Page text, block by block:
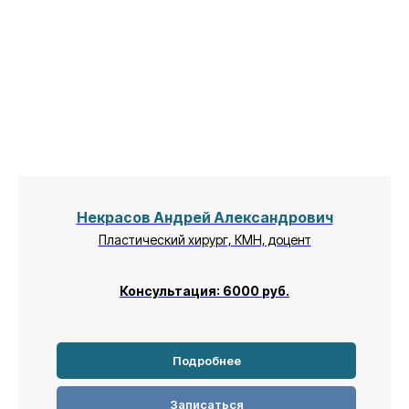
Некрасов Андрей Александрович
Пластический хирург, КМН, доцент
Консультация: 6000 руб.
Подробнее
Записаться